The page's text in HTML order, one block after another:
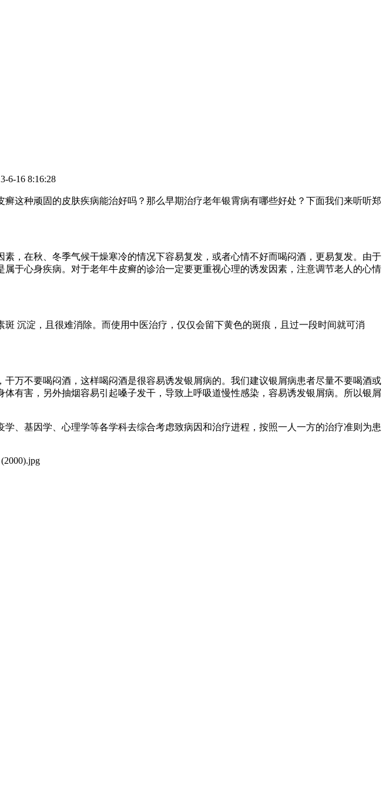
6-16 8:16:28
这种顽固的皮肤疾病能治好吗？那么早期治疗老年银霄病有哪些好处？下面我们来听听郑
，在秋、冬季气候干燥寒冷的情况下容易复发，或者心情不好而喝闷酒，更易复发。由于
属于心身疾病。对于老年牛皮癣的诊治一定要更重视心理的诱发因素，注意调节老人的心情
沉淀，且很难消除。而使用中医治疗，仅仅会留下黄色的斑痕，且过一段时间就可消
万不要喝闷酒，这样喝闷酒是很容易诱发银屑病的。我们建议银屑病患者尽量不要喝酒或
有害，另外抽烟容易引起嗓子发干，导致上呼吸道慢性感染，容易诱发银屑病。所以银屑
、基因学、心理学等各学科去综合考虑致病因和治疗进程，按照一人一方的治疗准则为患